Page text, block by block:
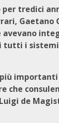
tredici
avevano
tutti i
che
de